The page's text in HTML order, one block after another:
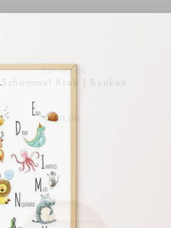
Curve Lab
Schommel Kruk | Beuken
€121,00